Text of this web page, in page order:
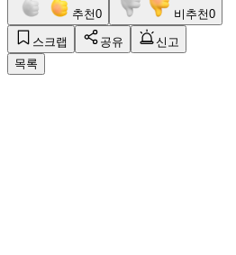
추천0 비추천0
스크랩 공유
신고
목록